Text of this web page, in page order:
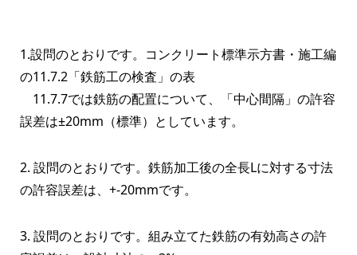
1.設問のとおりです。コンクリート標準示方書・施工編
の11.7.2「鉄筋工の検査」の表
11.7.7では鉄筋の配置について、「中心間隔」の許容
誤差は±20mm（標準）としています。
2. 設問のとおりです。鉄筋加工後の全長Lに対する寸法
の許容誤差は、+-20mmです。
3. 設問のとおりです。組み立てた鉄筋の有効高さの許